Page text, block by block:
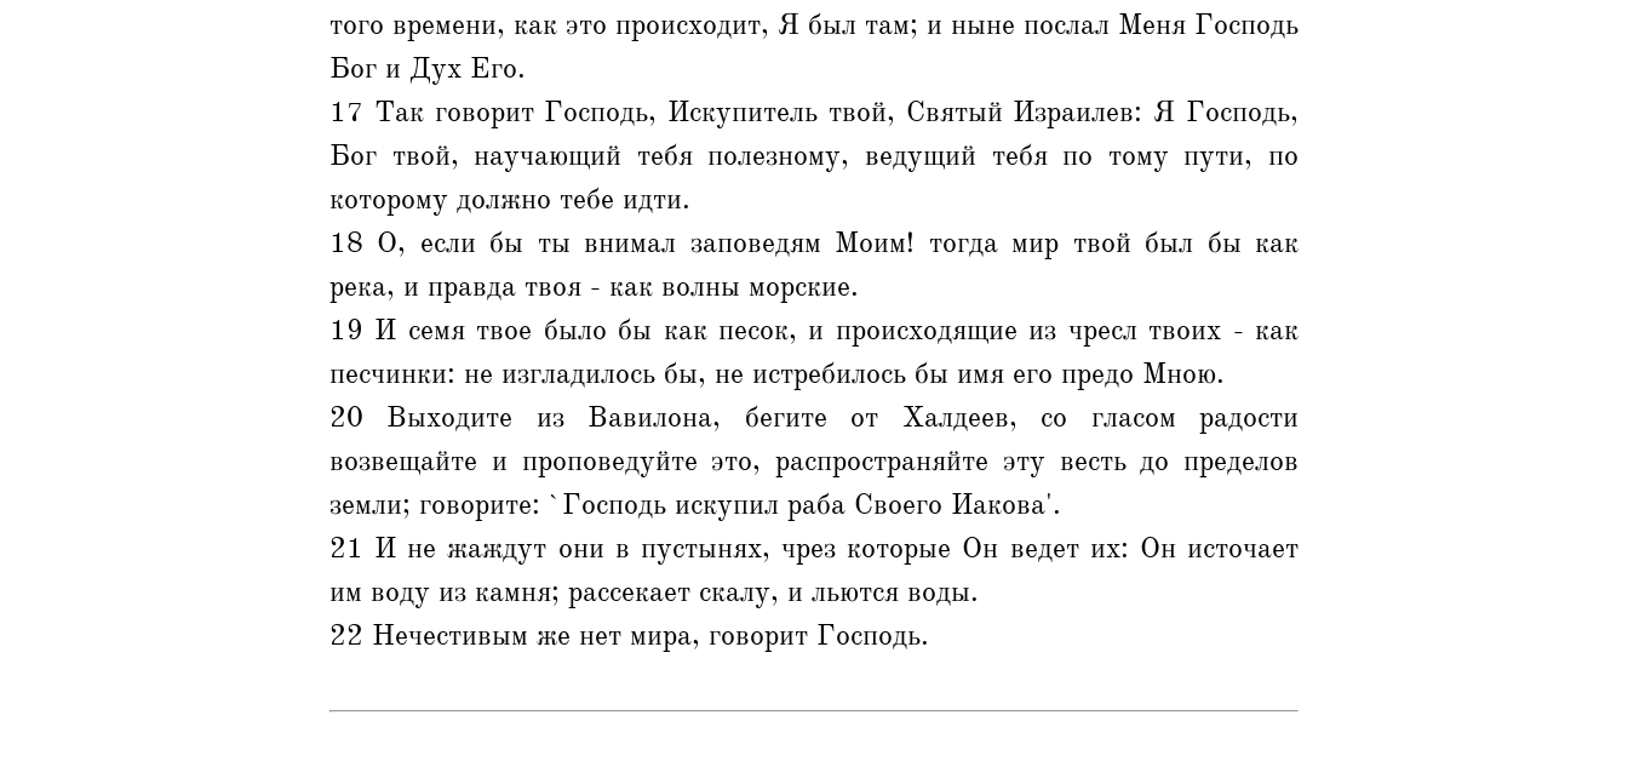
того времени, как это происходит, Я был там; и ныне послал Меня Господь
Бог и Дух Его.
17 Так говорит Господь, Искупитель твой, Святый Израилев: Я Господь,
Бог твой, научающий тебя полезному, ведущий тебя по тому пути, по
которому должно тебе идти.
18 О, если бы ты внимал заповедям Моим! тогда мир твой был бы как
река, и правда твоя - как волны морские.
19 И семя твое было бы как песок, и происходящие из чресл твоих - как
песчинки: не изгладилось бы, не истребилось бы имя его предо Мною.
20 Выходите из Вавилона, бегите от Халдеев, со гласом радости
возвещайте и проповедуйте это, распространяйте эту весть до пределов
земли; говорите: `Господь искупил раба Своего Иакова'.
21 И не жаждут они в пустынях, чрез которые Он ведет их: Он источает
им воду из камня; рассекает скалу, и льются воды.
22 Нечестивым же нет мира, говорит Господь.